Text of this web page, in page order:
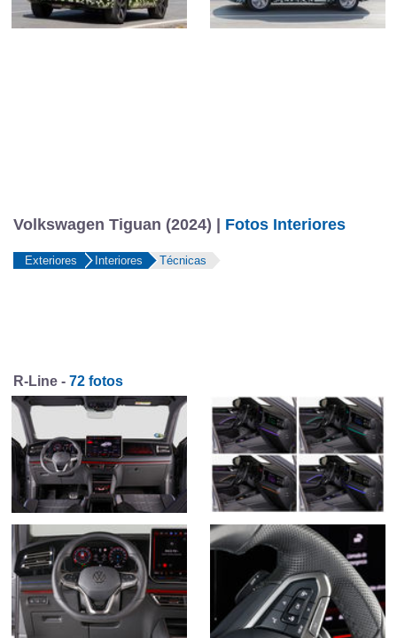
Volkswagen Tiguan (2024) | Fotos Interiores
Exteriores Interiores Técnicas
R-Line - 72 fotos